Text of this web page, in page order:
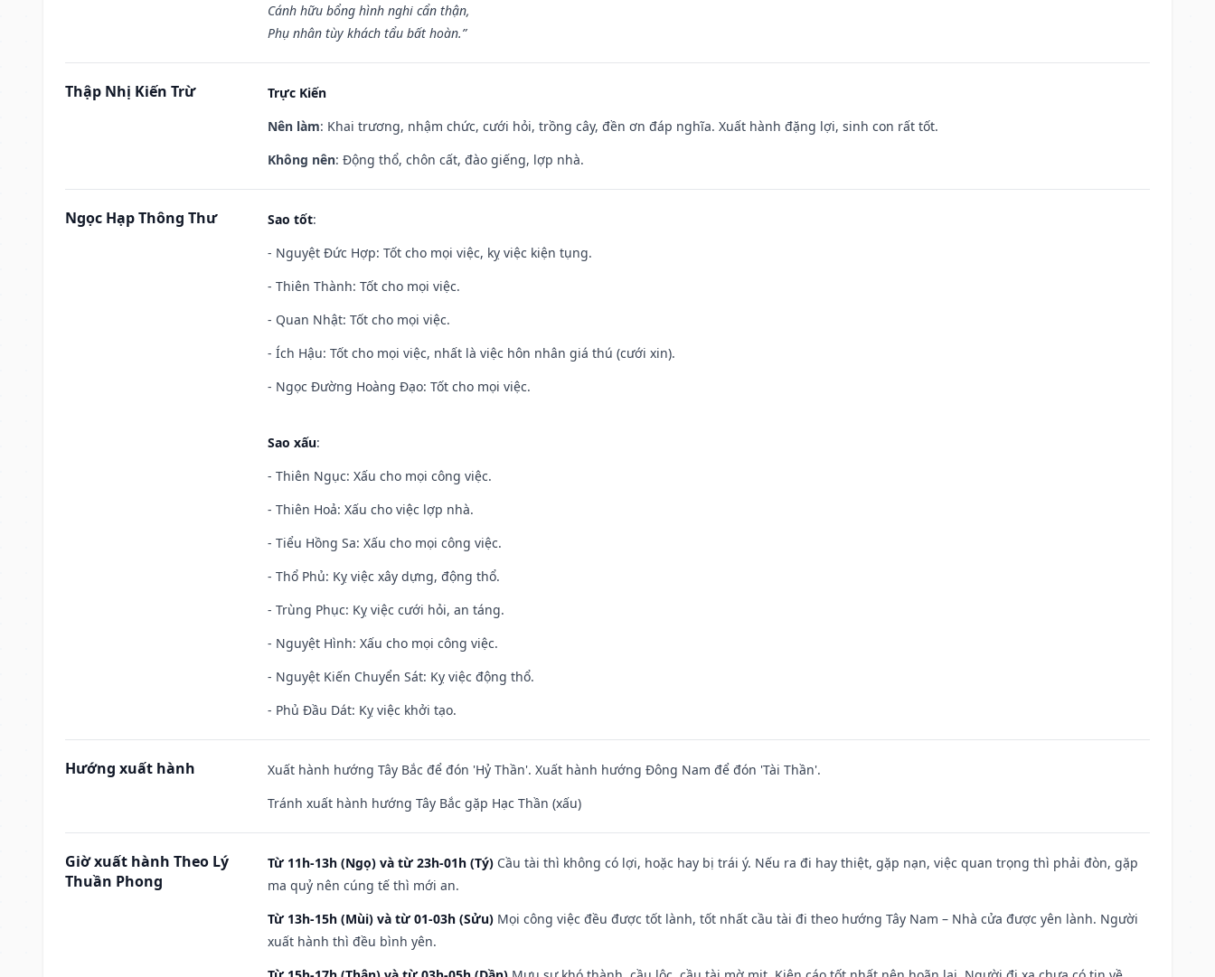
Cánh hữu bổng hình nghi cẩn thận,
Phụ nhân tùy khách tẩu bất hoàn.”
Thập Nhị Kiến Trừ
Trực Kiến
Nên làm: Khai trương, nhậm chức, cưới hỏi, trồng cây, đền ơn đáp nghĩa. Xuất hành đặng lợi, sinh con rất tốt.
Không nên: Động thổ, chôn cất, đào giếng, lợp nhà.
Ngọc Hạp Thông Thư Sao tốt:
- Nguyệt Đức Hợp: Tốt cho mọi việc, kỵ việc kiện tụng.
- Thiên Thành: Tốt cho mọi việc.
- Quan Nhật: Tốt cho mọi việc.
- Ích Hậu: Tốt cho mọi việc, nhất là việc hôn nhân giá thú (cưới xin).
- Ngọc Đường Hoàng Đạo: Tốt cho mọi việc.
Sao xấu:
- Thiên Ngục: Xấu cho mọi công việc.
- Thiên Hoả: Xấu cho việc lợp nhà.
- Tiểu Hồng Sa: Xấu cho mọi công việc.
- Thổ Phủ: Kỵ việc xây dựng, động thổ.
- Trùng Phục: Kỵ việc cưới hỏi, an táng.
- Nguyệt Hình: Xấu cho mọi công việc.
- Nguyệt Kiến Chuyển Sát: Kỵ việc động thổ.
- Phủ Đầu Dát: Kỵ việc khởi tạo.
Hướng xuất hành
Xuất hành hướng Tây Bắc để đón 'Hỷ Thần'. Xuất hành hướng Đông Nam để đón 'Tài Thần'.
Tránh xuất hành hướng Tây Bắc gặp Hạc Thần (xấu)
Giờ xuất hành Theo Lý
Thuần Phong
Từ 11h-13h (Ngọ) và từ 23h-01h (Tý) Cầu tài thì không có lợi, hoặc hay bị trái ý. Nếu ra đi hay thiệt, gặp nạn, việc quan trọng thì phải đòn, gặp
ma quỷ nên cúng tế thì mới an.
Từ 13h-15h (Mùi) và từ 01-03h (Sửu) Mọi công việc đều được tốt lành, tốt nhất cầu tài đi theo hướng Tây Nam – Nhà cửa được yên lành. Người
xuất hành thì đều bình yên.